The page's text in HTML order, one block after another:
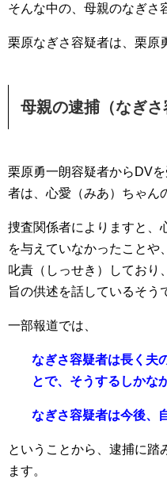
そんな中の、母親のなぎさ
栗原なぎさ容疑者は、栗原
母親の逮捕（なぎさ
栗原勇一朗容疑者からDV
者は、心愛（みあ）ちゃん
捜査関係者によりますと、
を与えていなかったことや
叱責（しっせき）しており
旨の供述を話しているそう
一部報道では、
なぎさ容疑者は長く夫
とで、そうするしかな
なぎさ容疑者は今後、
ということから、逮捕に踏
ます。